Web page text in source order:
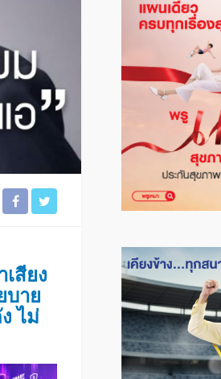
สียง
บาย
ไม่